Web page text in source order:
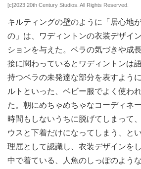
[c]2023 20th Century Studios. All Rights Reserved.
キルティングの壁のように「居心地
の」は、ワディントンの衣装デザイ
ションを与えた。ベラの気づきや成
接に関わっているとワディントンは
持つベラの未発達な部分を表すよう
ルトといった、ベビー服でよく使わ
た。朝にめちゃめちゃなコーディネ
時間もしないうちに脱げてしまって
ウスと下着だけになってしまう、と
理屈として認識し、衣装デザインを
中で着ている、人魚のしっぽのよう